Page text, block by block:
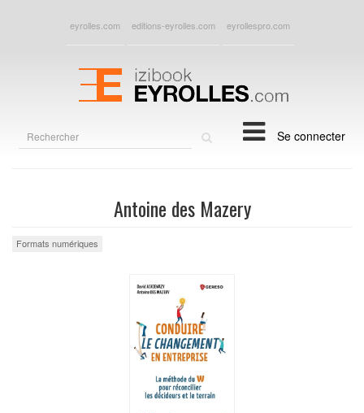
eyrolles.com editions-eyrolles.com eyrollespro.com
Se connecter
Antoine des Mazery
Formats numériques